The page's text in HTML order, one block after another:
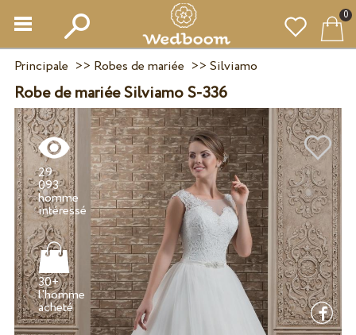
0
Principale >> Robes de mariée >> Silviamo
Robe de mariée Silviamo S-336
29
093
homme
30+
l'homme
acheté